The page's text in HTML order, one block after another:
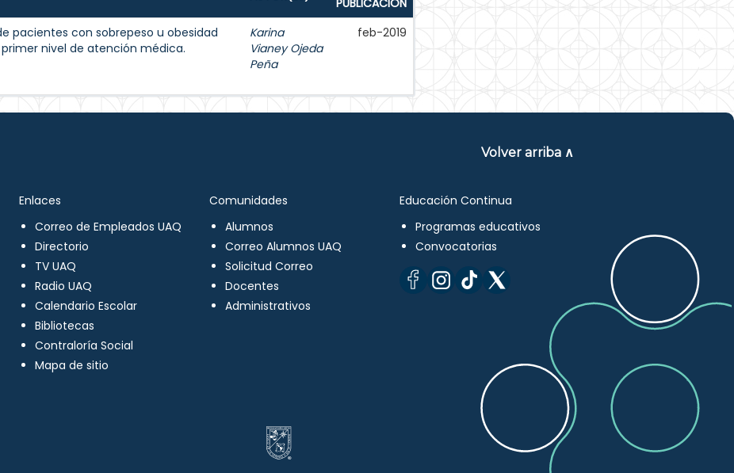
PUBLICACIÓN
pacientes con sobrepeso u obesidad
nivel de atención médica.
Karina
Vianey Ojeda
Peña
feb-2019
Volver arriba ∧
Enlaces
Correo de Empleados UAQ
Directorio
TV UAQ
Radio UAQ
Calendario Escolar
Bibliotecas
Contraloría Social
Mapa de sitio
Comunidades
Alumnos
Correo Alumnos UAQ
Solicitud Correo
Docentes
Administrativos
Educación Continua
Programas educativos
Convocatorias